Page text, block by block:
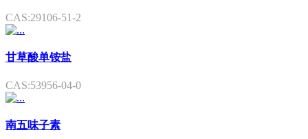
CAS:29106-51-2
甘草酸单铵盐
CAS:53956-04-0
南五味子素